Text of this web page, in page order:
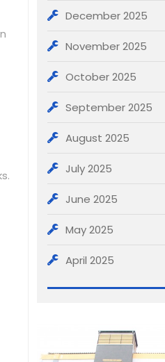
December 2025
November 2025
October 2025
September 2025
August 2025
July 2025
June 2025
May 2025
April 2025